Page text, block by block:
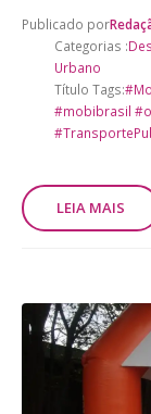
Publicado por
Categorias :
Urbano
Título Tags:
#mobibrasil
LEIA MAIS